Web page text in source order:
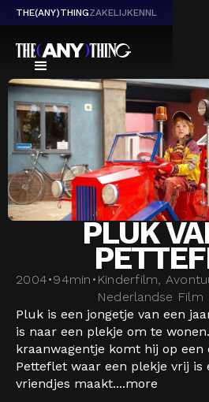
THE(ANY)THINGZAKELIJKENNL
PLUK
2004•94min • Kinderfilm,
Nederlandse Film
Pluk is een jongetje van een
is naar een plekje om te
kraanwagentje komt hij op een
Petteflet waar een plekje vrij is
vriendjes maakt....more